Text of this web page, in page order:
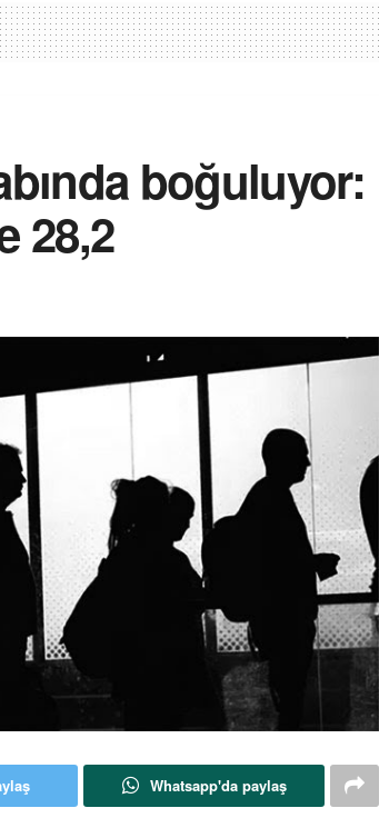
boğuluyor:
28,2
Whatsapp'da paylaş